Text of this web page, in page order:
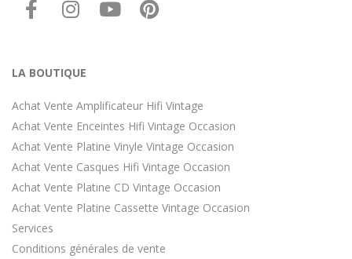
LA BOUTIQUE
Achat Vente Amplificateur Hifi Vintage
Achat Vente Enceintes Hifi Vintage Occasion
Achat Vente Platine Vinyle Vintage Occasion
Achat Vente Casques Hifi Vintage Occasion
Achat Vente Platine CD Vintage Occasion
Achat Vente Platine Cassette Vintage Occasion
Services
Conditions générales de vente